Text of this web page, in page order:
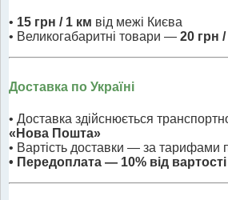
• 15 грн / 1 км від межі Києва
• Великогабаритні товари — 20 грн
Доставка по Україні
• Доставка здійснюється
«Нова Пошта»
• Вартість доставки — за тарифами
• Передоплата — 10% від